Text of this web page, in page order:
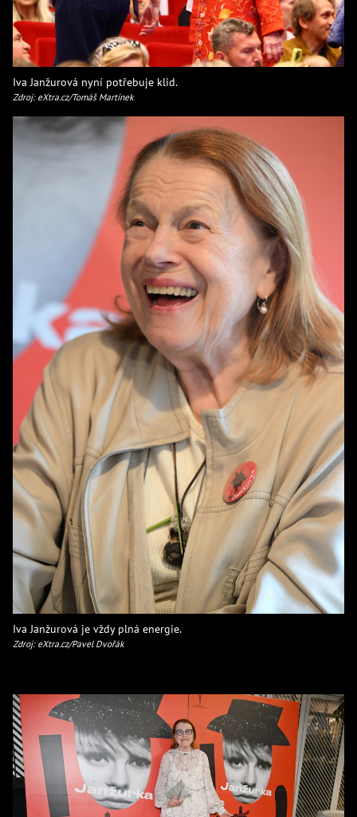
Iva Janžurová nyní potřebuje klid.
Zdroj: eXtra.cz/Tomáš Martínek
Iva Janžurová je vždy plná energie.
Zdroj: eXtra.cz/Pavel Dvořák